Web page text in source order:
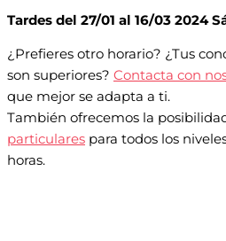
Tardes del 27/01 al 16/03 2024
¿Prefieres otro horario? ¿Tus
son superiores? Contacta con
que mejor se adapta a ti.
También ofrecemos la
particulares para todos los
horas.